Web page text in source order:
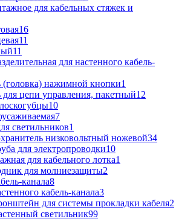
для кабельных стяжек и
16
11
11
для настенного кабель-
(головка) нажимной кнопки1
для цепи управления, пакетный12
10
7
светильников1
низковольтный ножевой34
для электропроводки10
для кабельного лотка1
для молниезащиты2
канала8
кабель-канала3
для системы прокладки кабеля2
светильник99